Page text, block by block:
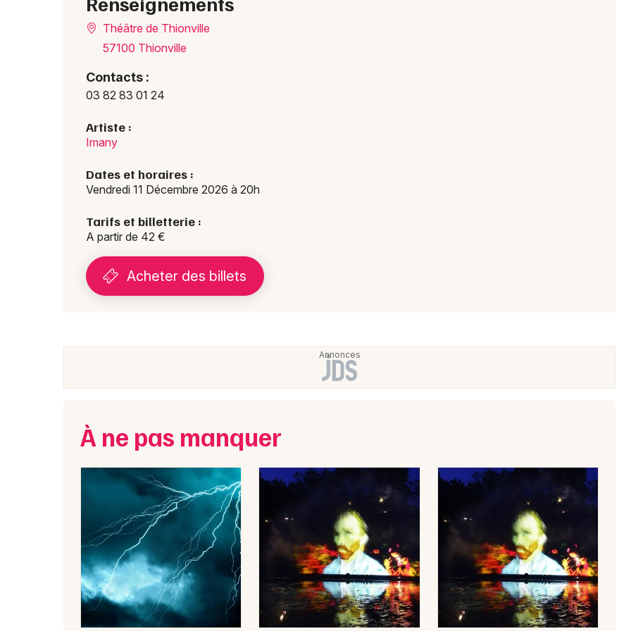
Théâtre de Thionville
57100 Thionville
Contacts :
03 82 83 01 24
Artiste :
Imany
Dates et horaires :
Vendredi 11 Décembre 2026 à 20h
Tarifs et billetterie :
A partir de 42 €
Acheter des billets
À ne pas manquer